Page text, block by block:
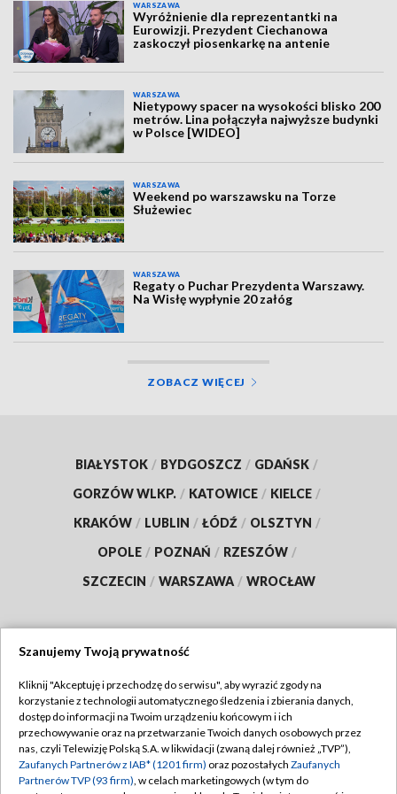
WARSZAWA
Wyróżnienie dla reprezentantki na
Eurowizji. Prezydent Ciechanowa
zaskoczył piosenkarkę na antenie
WARSZAWA
Nietypowy spacer na wysokości blisko 200
metrów. Lina połączyła najwyższe budynki
w Polsce [WIDEO]
WARSZAWA
Weekend po warszawsku na Torze
Służewiec
WARSZAWA
Regaty o Puchar Prezydenta Warszawy.
Na Wisłę wypłynie 20 załóg
ZOBACZ WIĘCEJ
BIAŁYSTOK / BYDGOSZCZ / GDAŃSK /
GORZÓW WLKP. / KATOWICE / KIELCE /
KRAKÓW / LUBLIN / ŁÓDŹ / OLSZTYN /
OPOLE / POZNAŃ / RZESZÓW /
SZCZECIN / WARSZAWA / WROCŁAW
TVP
Abonament TVP
Emisja w TVP
Centrum informacji TVP
Regulamin TVP
Polityka prywatności
Szanujemy Twoją prywatność
Kliknij "Akceptuję i przechodzę do serwisu", aby wyrazić zgody na
korzystanie z technologii automatycznego śledzenia i zbierania danych,
dostęp do informacji na Twoim urządzeniu końcowym i ich
przechowywanie oraz na przetwarzanie Twoich danych osobowych przez
nas, czyli Telewizję Polską S.A. w likwidacji (zwaną dalej również „TVP”),
Zaufanych Partnerów z IAB* (1201 firm) oraz pozostałych Zaufanych
Partnerów TVP (93 firm), w celach marketingowych (w tym do